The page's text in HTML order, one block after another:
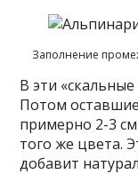
Заполнение
В эти
Потом
примерно 2-3
того же цвета.
добавит